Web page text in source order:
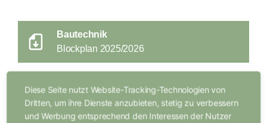
Bautechnik
Blockplan 2025/2026
Bautechnik
Blockplan 2026/2027
Diese Seite nutzt Website-Tracking-Technologien von
Dritten, um ihre Dienste anzubieten, stetig zu verbessern
und Werbung entsprechend den Interessen der Nutzer